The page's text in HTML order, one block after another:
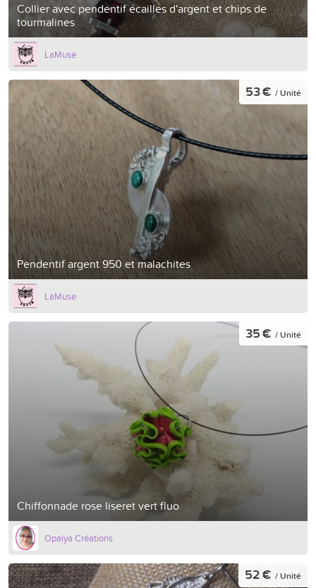
Collier avec pendentif écailles d'argent et chips de
tourmalines
LaMuse
Pendentif argent 950 et malachites
53 € / Unité
LaMuse
Chiffonnade rose liseret vert fluo
35 € / Unité
Opalya Créations
52 € / Unité